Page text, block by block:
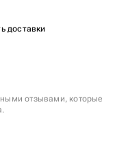
доставки
отзывами, которые